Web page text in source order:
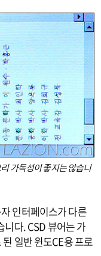
가독성이 좋지는 않습니
인터페이스가 다른
니다. CSD 뷰어는 가
일반 윈도CE용 프로